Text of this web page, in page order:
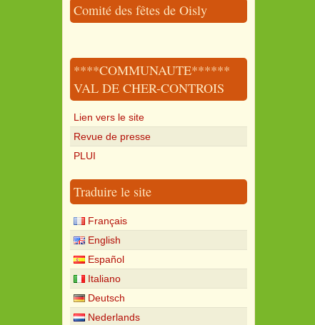
Comité des fêtes de Oisly
****COMMUNAUTE******
VAL DE CHER-CONTROIS
Lien vers le site
Revue de presse
PLUI
Traduire le site
Français
English
Español
Italiano
Deutsch
Nederlands